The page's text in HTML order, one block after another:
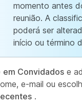
momento antes
reunião. A
poderá ser
início ou término
em Convidados e
e-mail ou
.